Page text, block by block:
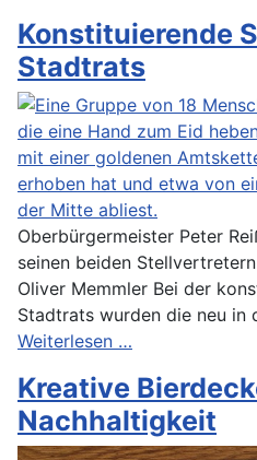
Konstituierende
Stadtrats
Oberbürgermeister Peter
seinen beiden
Oliver Memmler Bei der
Stadtrats wurden die neu in
Weiterlesen …
Kreative
Nachhaltigkeit